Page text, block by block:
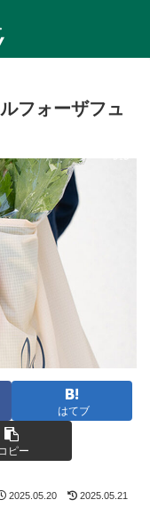
フォーザフュ
はてブ
コピー
2025.05.20 2025.05.21